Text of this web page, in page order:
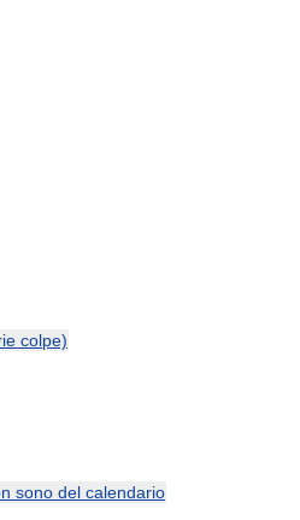
colpe)
sono del calendario